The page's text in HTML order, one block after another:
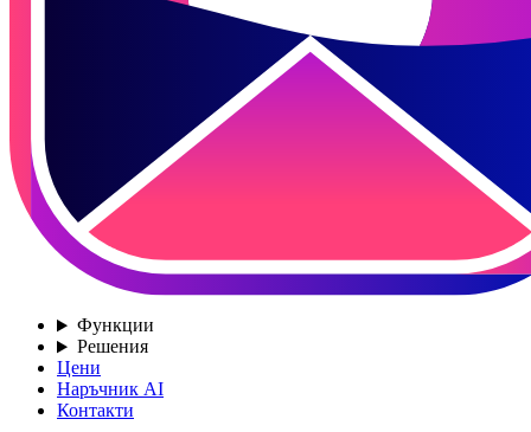
Функции
Решения
Цени
Наръчник AI
Контакти